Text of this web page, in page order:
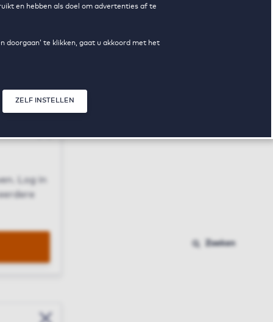
en hebben als doel om advertenties af te
doorgaan’ te klikken, gaat u akkoord met het
ZELF INSTELLEN
Log in
Sluit modal
Zoeken